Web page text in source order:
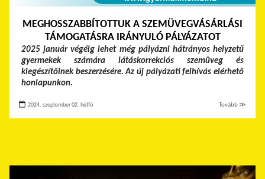
MEGHOSSZABBÍTOTTUK A SZEMÜVEGVÁSÁRLÁSI
TÁMOGATÁSRA IRÁNYULÓ PÁLYÁZATOT
2025 január végéig lehet még pályázni hátrányos helyzetű
gyermekek számára látáskorrekciós szemüveg és
kiegészítőinek beszerzésére.Az új pályázati felhívás elérhető
honlapunkon.
2024. szeptember 02. hétfő Tovább ≫